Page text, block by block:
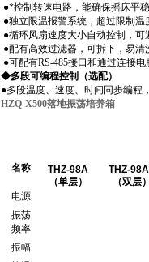
●*控制转速电路，能确保摇床平
●独立限温报警系统，超过限制
●循环风扇速度大小自动控制，
●配有高效过滤器，可拆下，易
●可配有RS-485接口和通过连接
◆多段可编程控制（选配）
●多段温度、速度、时间同步编程
HZQ-X500落地振荡培养箱
名称
THZ-98A
（单层）
THZ-
（双层
电源
振荡
频率
振幅